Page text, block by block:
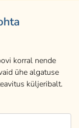
korral nende
ühe algatuse
küljeribalt.